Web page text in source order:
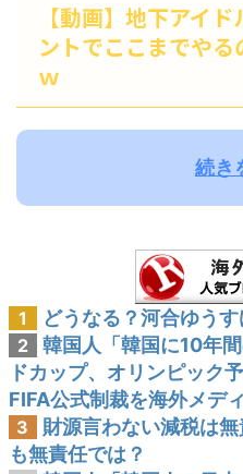
【動画】地下アイ
ントでここまでや
ｗ
続き
1 どうなる？河合ゆう
2
韓国人「韓国に10年
ドカップ、オリンピック
FIFA公式制裁を海外メデ
3
財源言わない減税は
も無責任では？